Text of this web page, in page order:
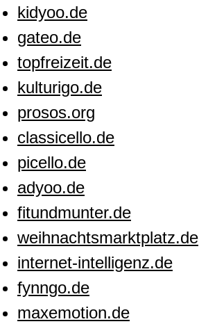
kidyoo.de
gateo.de
topfreizeit.de
kulturigo.de
prosos.org
classicello.de
picello.de
adyoo.de
fitundmunter.de
weihnachtsmarktplatz.de
internet-intelligenz.de
fynngo.de
maxemotion.de